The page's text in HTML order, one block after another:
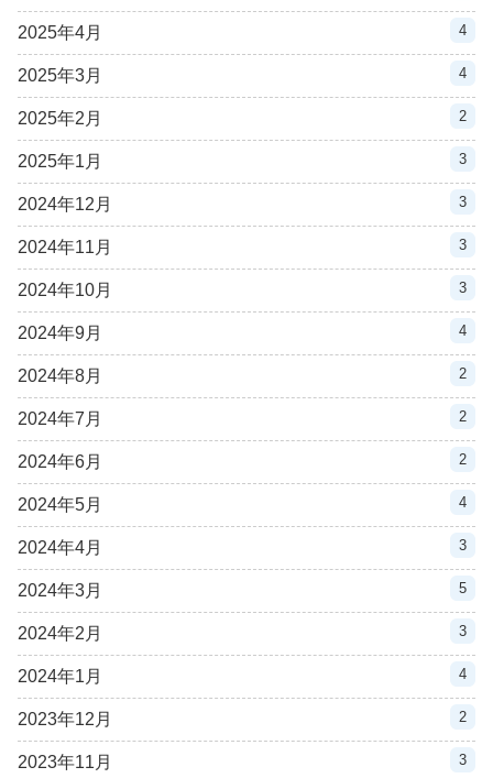
2025年4月 4
2025年3月 4
2025年2月 2
2025年1月 3
2024年12月 3
2024年11月 3
2024年10月 3
2024年9月 4
2024年8月 2
2024年7月 2
2024年6月 2
2024年5月 4
2024年4月 3
2024年3月 5
2024年2月 3
2024年1月 4
2023年12月 2
2023年11月 3